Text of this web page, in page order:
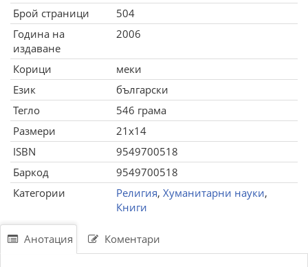
Брой страници
504
Година на
издаване
2006
Корици
меки
Език
български
Тегло
546 грама
Размери
21x14
ISBN
9549700518
Баркод
9549700518
Категории
Религия, Хуманитарни науки,
Книги
Анотация Коментари